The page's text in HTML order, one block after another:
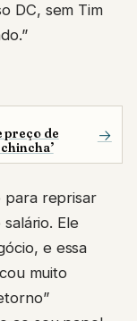
DC, sem Tim
preço de
→
para reprisar
Ele
e essa
muito